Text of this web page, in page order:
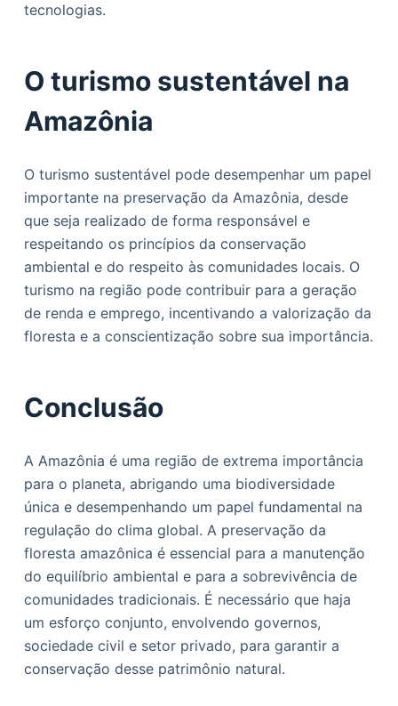
tecnologias.
O turismo sustentável na
Amazônia
O turismo sustentável pode desempenhar um papel
importante na preservação da Amazônia, desde
que seja realizado de forma responsável e
respeitando os princípios da conservação
ambiental e do respeito às comunidades locais. O
turismo na região pode contribuir para a geração
de renda e emprego, incentivando a valorização da
floresta e a conscientização sobre sua importância.
Conclusão
A Amazônia é uma região de extrema importância
para o planeta, abrigando uma biodiversidade
única e desempenhando um papel fundamental na
regulação do clima global. A preservação da
floresta amazônica é essencial para a manutenção
do equilíbrio ambiental e para a sobrevivência de
comunidades tradicionais. É necessário que haja
um esforço conjunto, envolvendo governos,
sociedade civil e setor privado, para garantir a
conservação desse patrimônio natural.